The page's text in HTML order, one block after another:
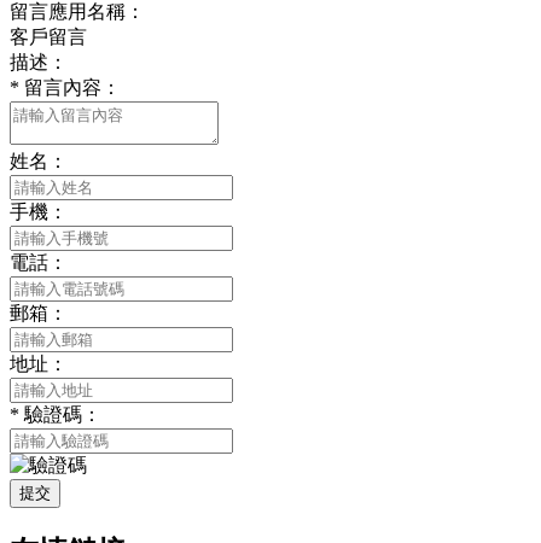
留言應用名稱：
客戶留言
描述：
* 留言內容：
姓名：
手機：
電話：
郵箱：
地址：
* 驗證碼：
提交